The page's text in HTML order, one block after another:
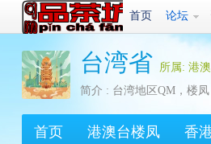
首页 论坛
台湾省 所属: 港
简介 : 台湾地区QM，楼
首页 港澳台楼凤 香